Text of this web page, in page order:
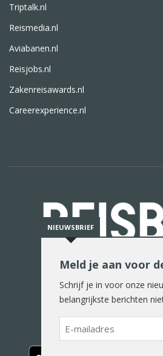
Triptalk.nl
Reismedia.nl
Aviabanen.nl
Reisjobs.nl
Zakenreisawards.nl
Careerexperience.nl
De reiswereld in
NIEUWSBRIEF
Meld je aan voor
Schrijf je in voor onze
belangrijkste berichten
E-
mailadres